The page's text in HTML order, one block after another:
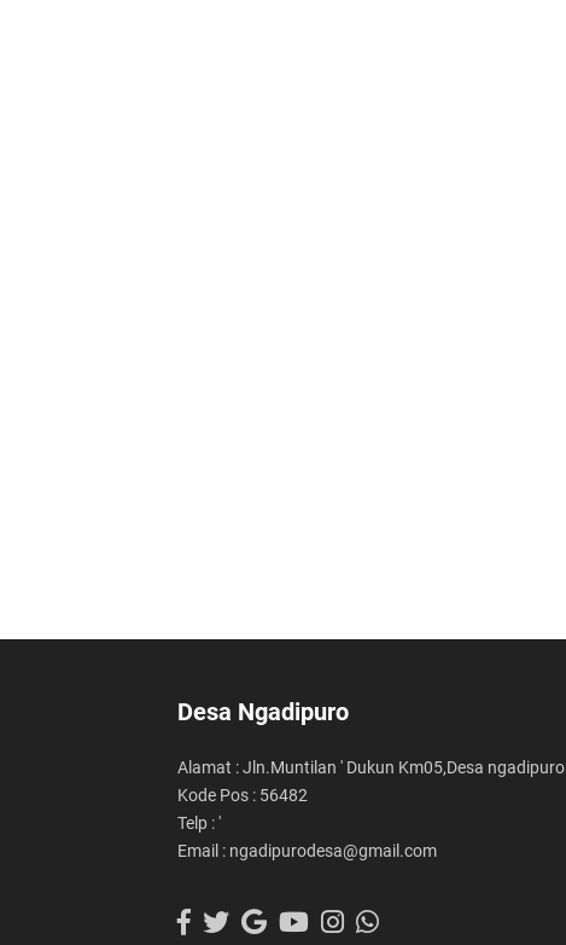
Desa Ngadipuro
Alamat : Jln.Muntilan ' Dukun Km05,Desa ngadipuro
Kode Pos : 56482
Telp : '
Email : ngadipurodesa@gmail.com